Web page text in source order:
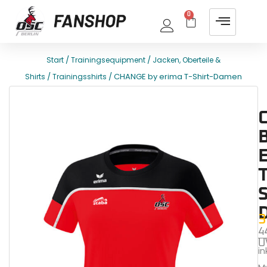
0
Start /Trainingsequipment / Jacken, Oberteile &
Shirts /Trainingsshirts / CHANGE by erima T-Shirt-Damen